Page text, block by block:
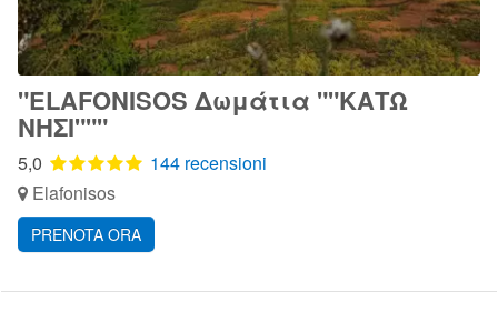
"ELAFONISOS Δωμάτια ""ΚΑΤΩ
ΝΗΣΙ"""
5,0
144 recensioni
Elafonisos
PRENOTA ORA